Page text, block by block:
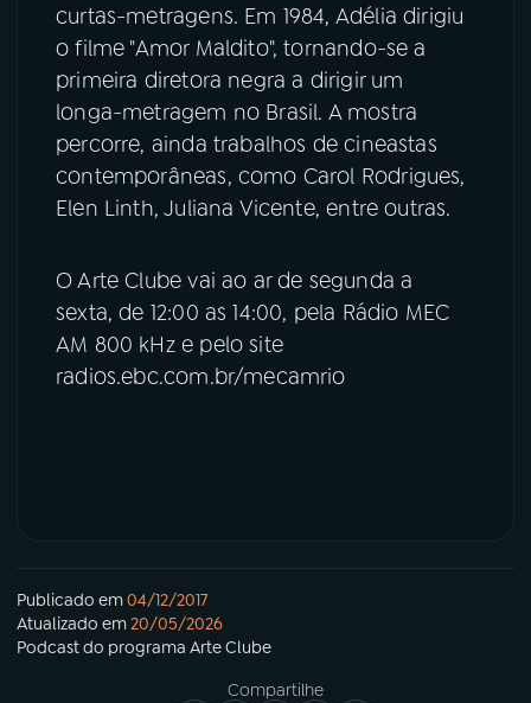
curtas-metragens. Em 1984, Adélia dirigiu
o filme "Amor Maldito", tornando-se a
primeira diretora negra a dirigir um
longa-metragem no Brasil. A mostra
percorre, ainda trabalhos de cineastas
contemporâneas, como Carol Rodrigues,
Elen Linth, Juliana Vicente, entre outras.
O Arte Clube vai ao ar de segunda a
sexta, de 12:00 as 14:00, pela Rádio MEC
AM 800 kHz e pelo site
radios.ebc.com.br/mecamrio
Publicado em04/12/2017
Atualizado em20/05/2026
Podcastdo programa Arte Clube
Compartilhe